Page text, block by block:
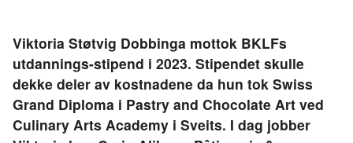
Viktoria Støtvig Dobbinga mottok BKLFs
utdannings-stipend i 2023. Stipendet skulle
dekke deler av kostnadene da hun tok Swiss
Grand Diploma i Pastry and Chocolate Art ved
Culinary Arts Academy i Sveits. I dag jobber